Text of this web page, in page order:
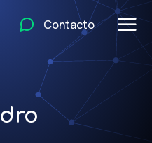
Contacto